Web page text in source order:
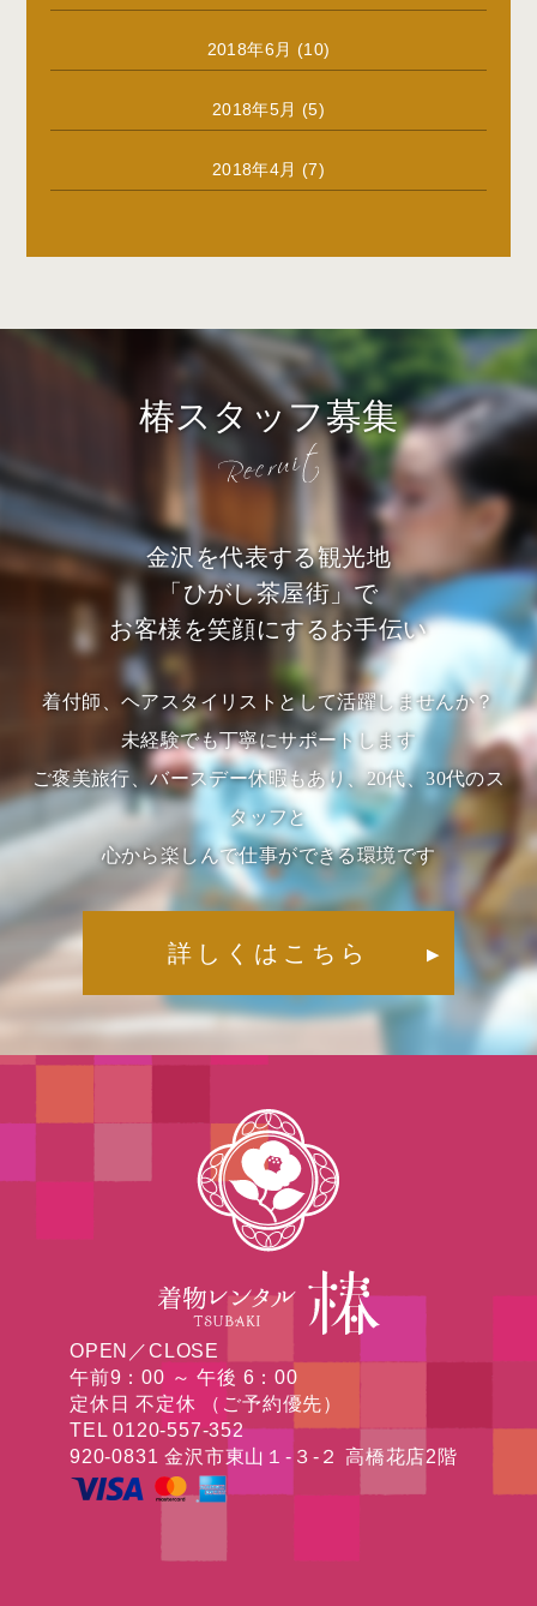
2018年6月 (10)
2018年5月 (5)
2018年4月 (7)
椿スタッフ募集
金沢を代表する観光地
「ひがし茶屋街」で
お客様を笑顔にするお手伝い
着付師、ヘアスタイリストとして活躍しませんか？
未経験でも丁寧にサポートします
ご褒美旅行、バースデー休暇もあり、20代、30代のス
タッフと
心から楽しんで仕事ができる環境です
詳しくはこちら ▶︎
OPEN／CLOSE
午前9：00 ～ 午後 6：00
定休日 不定休 （ご予約優先）
TEL 0120-557-352
920-0831 金沢市東山１-３-２ 高橋花店2階